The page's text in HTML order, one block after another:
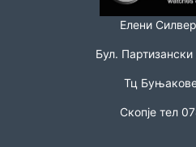
Елени
Бул.
Тц
Скопје тел